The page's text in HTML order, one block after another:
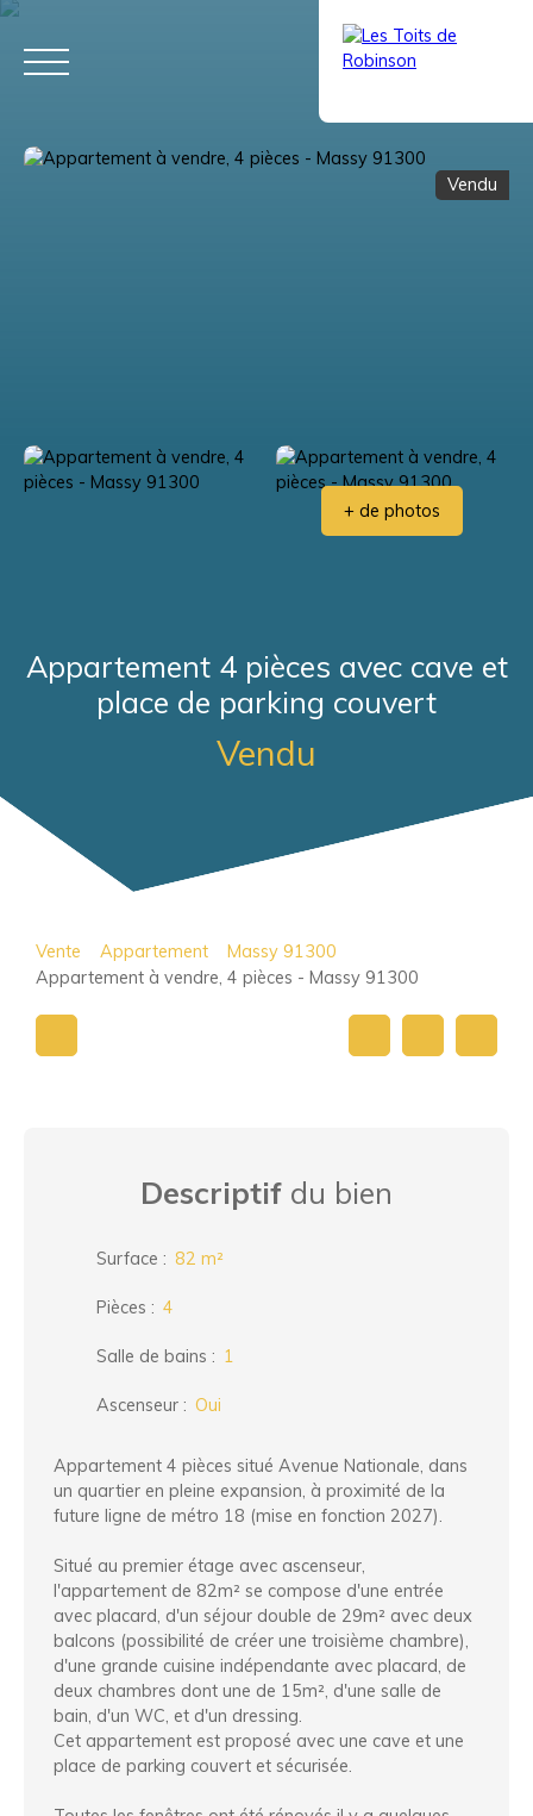
Vendu
+ de photos
Appartement 4 pièces avec cave et
place de parking couvert
Vendu
Vente Appartement
Massy 91300
Appartement à vendre, 4 pièces - Massy 91300
Descriptif du bien
Surface : 82 m²
Pièces : 4
Salle de bains : 1
Ascenseur : Oui
Appartement 4 pièces situé Avenue Nationale, dans
un quartier en pleine expansion, à proximité de la
future ligne de métro 18 (mise en fonction 2027).
Situé au premier étage avec ascenseur,
l'appartement de 82m² se compose d'une entrée
avec placard, d'un séjour double de 29m² avec deux
balcons (possibilité de créer une troisième chambre),
d'une grande cuisine indépendante avec placard, de
deux chambres dont une de 15m², d'une salle de
bain, d'un WC, et d'un dressing.
Cet appartement est proposé avec une cave et une
place de parking couvert et sécurisée.